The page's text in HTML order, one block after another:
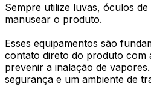
Sempre utilize luvas, óculos
manusear o produto.
Esses equipamentos são
contato direto do produto com
prevenir a inalação de
segurança e um ambiente de